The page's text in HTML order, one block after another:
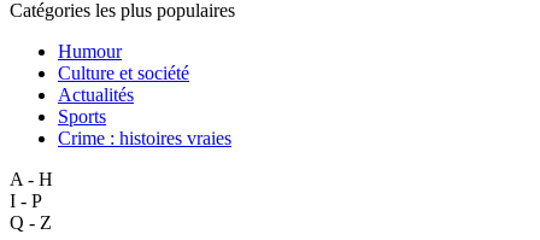
Catégories les plus populaires
Humour
Culture et société
Actualités
Sports
Crime : histoires vraies
A - H
I - P
Q - Z